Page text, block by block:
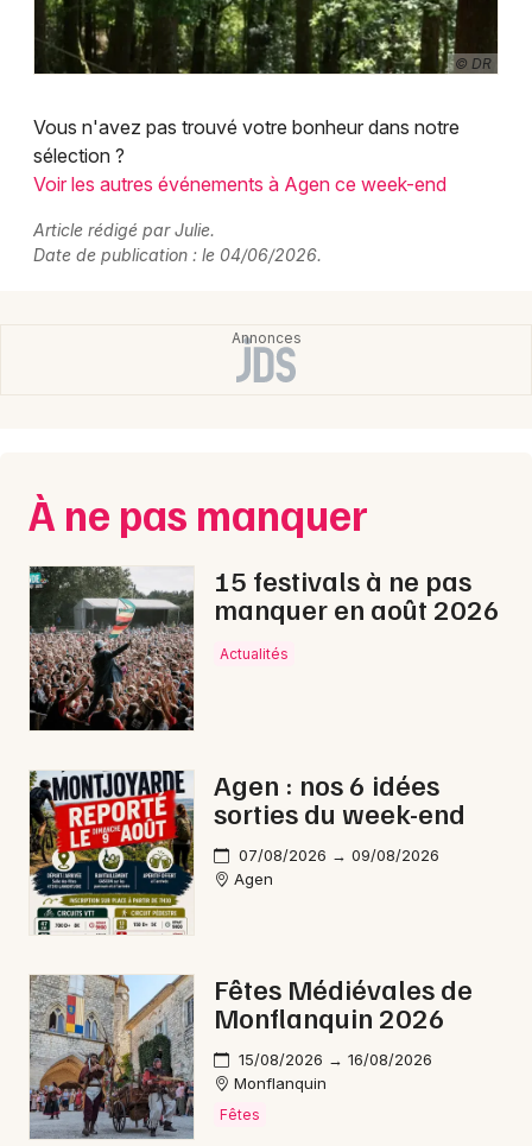
© DR
Vous n'avez pas trouvé votre bonheur dans notre
sélection ?
Voir les autres événements à Agen ce week-end
Article rédigé par Julie.
Date de publication : le 04/06/2026.
À ne pas manquer
15 festivals à ne pas
manquer en août 2026
Actualités
Agen : nos 6 idées
sorties du week-end
07/08/2026 → 09/08/2026
Agen
Fêtes Médiévales de
Monflanquin 2026
15/08/2026 → 16/08/2026
Monflanquin
Fêtes